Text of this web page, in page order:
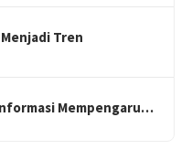
Tren
Mempengaru…